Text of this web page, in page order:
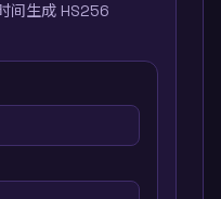
间生成 HS256